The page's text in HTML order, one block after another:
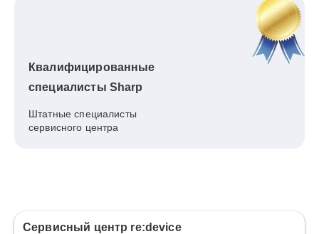
Квалифицированные
специалисты Sharp
Штатные специалисты
сервисного центра
Сервисный центр re:device